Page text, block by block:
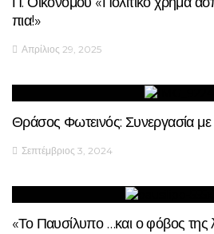
πια!»
Απρίλιος 29, 2025
Θράσος Φωτεινός: Συνεργασία με
Σεπτέμβριος 3, 2024
«Το Παυσίλυπο …και ο φόβος της